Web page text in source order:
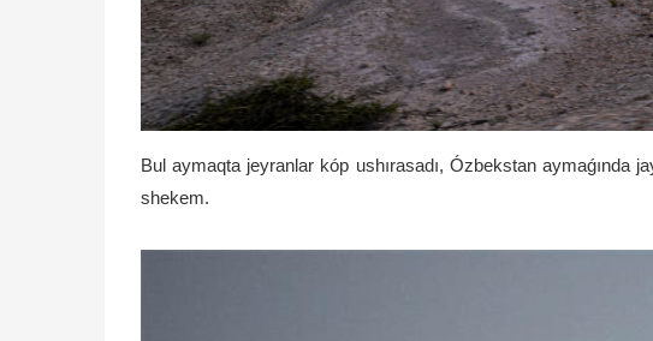
Bul aymaqta jeyranlar kóp ushırasadı, Ózbekstan aymaǵında
shekem.